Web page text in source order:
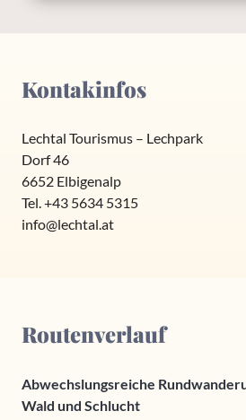
Kontakinfos
Lechtal Tourismus – Lechpark
Dorf 46
6652 Elbigenalp
Tel. +43 5634 5315
info@lechtal.at
Routenverlauf
Abwechslungsreiche
Wald und Schlucht